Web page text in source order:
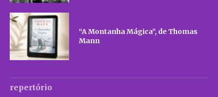
“A Montanha Mágica”, de Thomas
Mann
repertório